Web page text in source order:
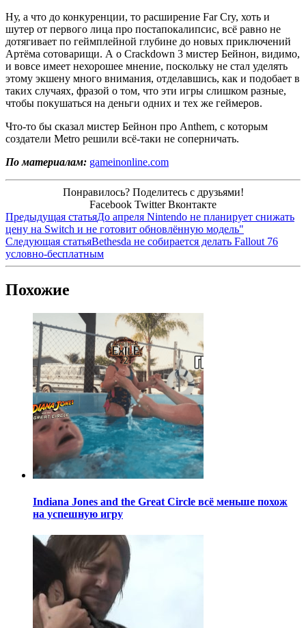
Ну, а что до конкуренции, то расширение Far Cry, хоть и
шутер от первого лица про постапокалипсис, всё равно не
дотягивает по геймплейной глубине до новых приключений
Артёма сотоварищи. А о Crackdown 3 мистер Бейнон, видимо,
и вовсе имеет нехорошее мнение, поскольку не стал уделять
этому экшену много внимания, отделавшись, как и подобает в
таких случаях, фразой о том, что эти игры слишком разные,
чтобы покушаться на деньги одних и тех же геймеров.
Что-то бы сказал мистер Бейнон про Anthem, с которым
создатели Metro решили всё-таки не соперничать.
По материалам: gameinonline.com
Понравилось? Поделитесь с друзьями!
Facebook Twitter Вконтакте
Предыдущая статьяДо апреля Nintendo не планирует снижать
цену на Switch и не готовит обновлённую модель"
Следующая статьяBethesda не собирается делать Fallout 76
условно-бесплатным
Похожие
Indiana Jones and the Great Circle всё меньше похож
на успешную игру